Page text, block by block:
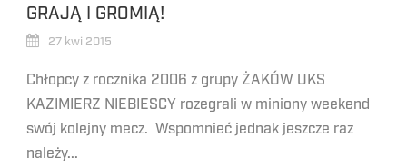
GRAJĄ I GROMIĄ!
27 kwi 2015
Chłopcy z rocznika 2006 z grupy ŻAKÓW UKS
KAZIMIERZ NIEBIESCY rozegrali w miniony weekend
swój kolejny mecz. Wspomnieć jednak jeszcze raz
należy...